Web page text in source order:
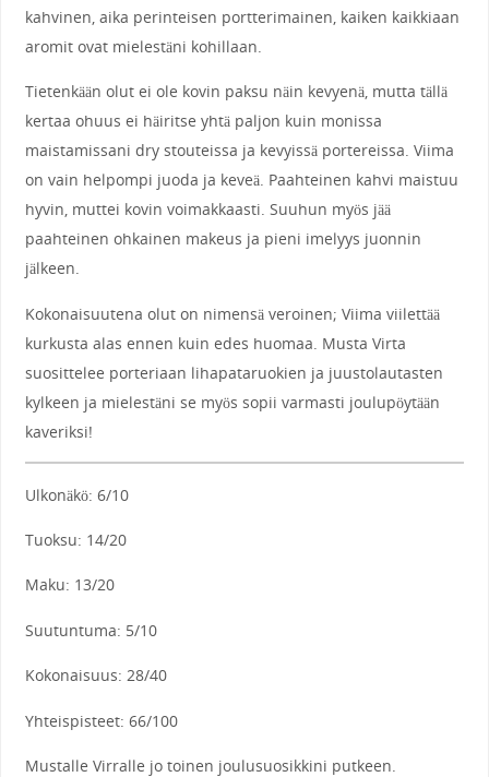
kahvinen, aika perinteisen portterimainen, kaiken kaikkiaan
aromit ovat mielestäni kohillaan.
Tietenkään olut ei ole kovin paksu näin kevyenä, mutta tällä
kertaa ohuus ei häiritse yhtä paljon kuin monissa
maistamissani dry stouteissa ja kevyissä portereissa. Viima
on vain helpompi juoda ja keveä. Paahteinen kahvi maistuu
hyvin, muttei kovin voimakkaasti. Suuhun myös jää
paahteinen ohkainen makeus ja pieni imelyys juonnin
jälkeen.
Kokonaisuutena olut on nimensä veroinen; Viima viilettää
kurkusta alas ennen kuin edes huomaa. Musta Virta
suosittelee porteriaan lihapataruokien ja juustolautasten
kylkeen ja mielestäni se myös sopii varmasti joulupöytään
kaveriksi!
Ulkonäkö: 6/10
Tuoksu: 14/20
Maku: 13/20
Suutuntuma: 5/10
Kokonaisuus: 28/40
Yhteispisteet: 66/100
Mustalle Virralle jo toinen joulusuosikkini putkeen.